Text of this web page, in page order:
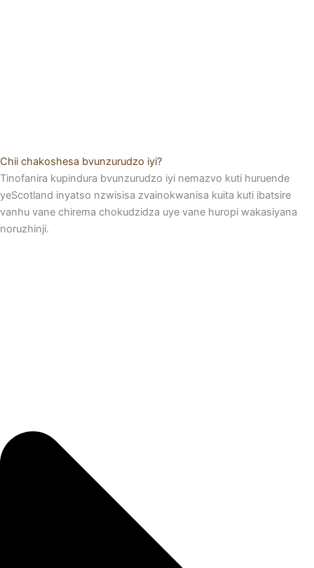
Chii chakoshesa bvunzurudzo iyi?
Tinofanira kupindura bvunzurudzo iyi nemazvo kuti huruende
yeScotland inyatso nzwisisa zvainokwanisa kuita kuti ibatsire
vanhu vane chirema chokudzidza uye vane huropi wakasiyana
noruzhinji.